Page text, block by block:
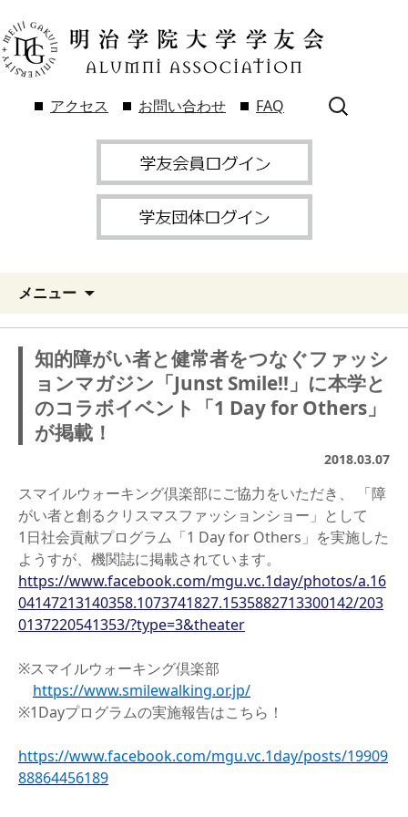
アクセス お問い合わせ FAQ
検
索:
メニュー
知的障がい者と健常者をつなぐファッシ
ョンマガジン「Junst Smile!!」に本学と
のコラボイベント「1 Day for Others」
が掲載！
2018.03.07
スマイルウォーキング倶楽部にご協力をいただき、 「障
がい者と創るクリスマスファッションショー」として
1日社会貢献プログラム「1 Day for Others」を実施した
ようすが、機関誌に掲載されています。
https://www.facebook.com/mgu.vc.1day/photos/a.16
04147213140358.1073741827.1535882713300142/203
0137220541353/?type=3&theater
※スマイルウォーキング倶楽部
https://www.smilewalking.or.jp/
※1Dayプログラムの実施報告はこちら！
https://www.facebook.com/mgu.vc.1day/posts/19909
88864456189